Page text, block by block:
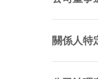
關係人特